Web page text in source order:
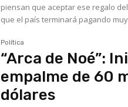
piensan que aceptar ese regalo
que el país terminará pagando
Política
“Arca de Noé”:
empalme de 60
dólares